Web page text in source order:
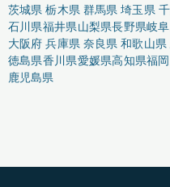
茨城県 栃木県 群馬県 埼玉県
石川県福井県山梨県長野県岐
大阪府 兵庫県 奈良県 和歌山県
徳島県香川県愛媛県高知県福
鹿児島県